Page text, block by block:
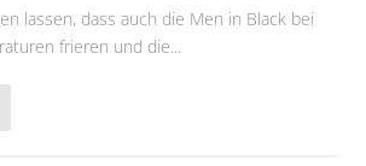
lassen, dass auch die Men in Black bei
frieren und die...